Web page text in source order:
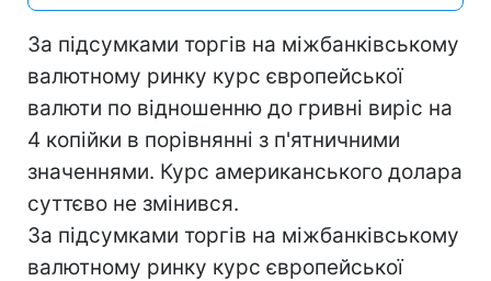
За підсумками торгів на міжбанківському
валютному ринку курс європейської
валюти по відношенню до гривні виріс на
4 копійки в порівнянні з п'ятничними
значеннями. Курс американського долара
суттєво не змінився.
За підсумками торгів на міжбанківському
валютному ринку курс європейської